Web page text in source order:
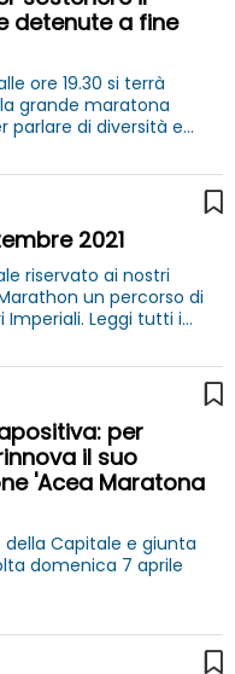
detenute a fine
ore 19.30 si terrà
grande maratona
parlare di diversità e
– 19 settembre 2021
riservato ai nostri
un percorso di
Imperiali. Leggi tutti i
per
il suo
'Acea Maratona
Capitale e giunta